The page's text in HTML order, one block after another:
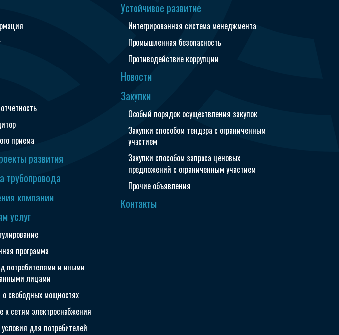
приема
развития
трубопровода
компании
услуг
программа
потребителями и иными
лицами
свободных мощностях
к сетям электроснабжения
для потребителей
Устойчивое развитие
Интегрированная система менеджмента
Промышленная безопасность
Противодействие коррупции
Новости
Закупки
Особый порядок осуществления закупок
Закупки способом тендера с ограниченным
участием
Закупки способом запроса ценовых
предложений с ограниченным участием
Прочие объявления
Контакты